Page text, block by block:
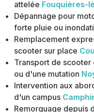
attelée Fouquières-
Dépannage pour
forte pluie ou
Remplacement
scooter sur place
Transport de scooter
ou d'une mutation
Intervention aux
d'un campus
Remorquage depuis